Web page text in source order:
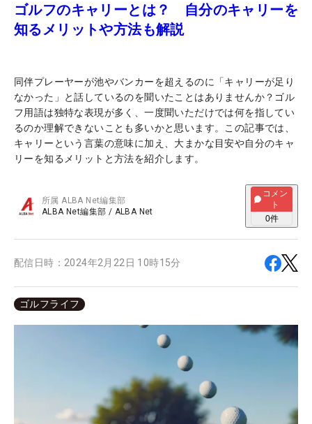
ゴルフのキャリーとは？ 自分のキャリーを
知るメリットや方法も解説
同伴プレーヤーが池やバンカーを超えるのに「キャリーが足り
なかった」と話しているのを聞いたことはありませんか？ゴル
フ用語は独特な表現が多く、一度聞いただけでは何を指してい
るのか理解できないことも多いかと思います。この記事では、
キャリーという言葉の意味に加え、大まかな目安や自分のキャ
リーを知るメリットと方法を紹介します。
所属ALBA Net編集部
ALBA Net編集部 / ALBA Net
コメン
ト
0件
配信日時： 2024年2月22日 10時15分
ゴルフライフ